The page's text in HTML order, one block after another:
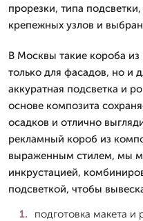
прорезки, типа
крепежных узлов и
В Москвы такие короба
только для фасадов, но и
аккуратная подсветка и
основе композита
осадков и отлично
рекламный короб из
выраженным стилем, мы
инкрустацией,
подсветкой, чтобы
подготовка макета и